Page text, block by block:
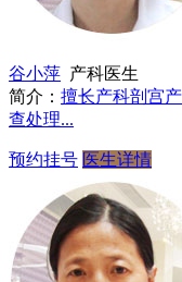
谷小萍 产科医生
简介： 擅长产科剖宫
查处理...
预约挂号 医生详情